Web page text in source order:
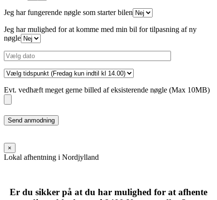
Jeg har fungerende nøgle som starter bilen
Jeg har mulighed for at komme med min bil for tilpasning af ny
nøgle
Evt. vedhæft meget gerne billed af eksisterende nøgle (Max 10MB)
Please
leave
field
empty.
×
Lokal afhentning i Nordjylland
Er du sikker på at du har mulighed for at afhente